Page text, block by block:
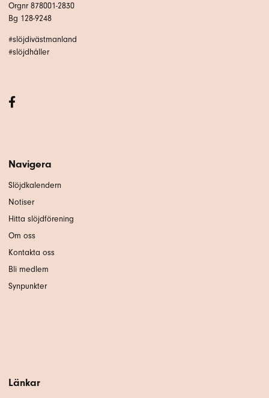
Orgnr 878001-2830
Bg 128-9248
#slöjdivästmanland
#slöjdhåller
Navigera
Slöjdkalendern
Notiser
Hitta slöjdförening
Om oss
Kontakta oss
Bli medlem
Synpunkter
Länkar